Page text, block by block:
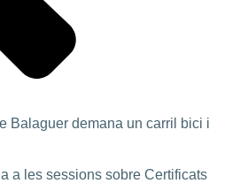
Balaguer demana un carril bici i
a les sessions sobre Certificats